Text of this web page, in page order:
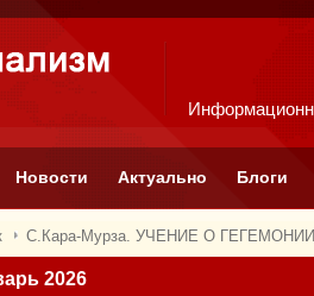
Новости Актуально Блоги
С.Кара-Мурза. УЧЕНИЕ О
2026